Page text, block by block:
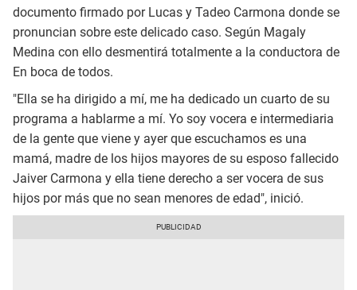
documento firmado por Lucas y Tadeo Carmona donde se
pronuncian sobre este delicado caso. Según Magaly
Medina con ello desmentirá totalmente a la conductora de
En boca de todos.
"Ella se ha dirigido a mí, me ha dedicado un cuarto de su
programa a hablarme a mí. Yo soy vocera e intermediaria
de la gente que viene y ayer que escuchamos es una
mamá, madre de los hijos mayores de su esposo fallecido
Jaiver Carmona y ella tiene derecho a ser vocera de sus
hijos por más que no sean menores de edad", inició.